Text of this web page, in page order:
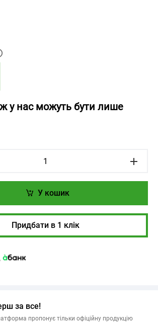
у нас можуть бути лише
У кошик
Придбати в 1 клік
за все!
пропонує тільки офіційну продукцію